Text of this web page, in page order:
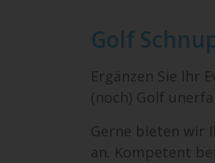
Golf
Ergänzen Sie Ihr
(noch) Golf
Gerne bieten wir
an. Kompetent